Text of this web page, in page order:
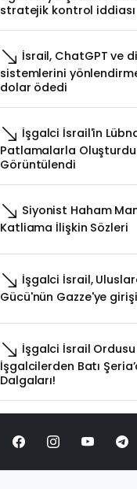
stratejik kontrol iddiası
İsrail, ChatGPT ve
sistemlerini
dolar ödedi
İşgalci İsrail'in
Patlamalarla
Görüntülendi
Siyonist Haham
Katliama İlişkin Sözleri
İşgalci İsrail,
Gücü'nün Gazze'ye
İşgalci İsrail
İşgalcilerden Batı
Dalgaları!